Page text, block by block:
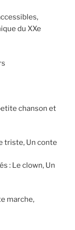
du XXe
chanson et
triste, Un conte
: Le clown, Un
marche,